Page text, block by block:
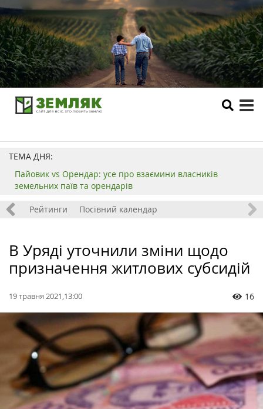
ТЕМА ДНЯ:
Пайовик vs Орендар: усе про взаємини власників
земельних паїв та орендарів
Рейтинги Посівний календар
В Уряді уточнили зміни щодо
призначення житлових субсидій
19 травня 2021,13:00 16